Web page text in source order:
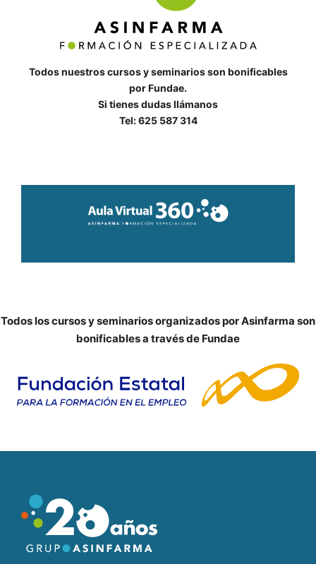
Todos nuestros cursos y seminarios son bonificables
por Fundae.
Si tienes dudas llámanos
Tel: 625 587 314
Todos los cursos y seminarios organizados por Asinfarma son
bonificables a través de Fundae